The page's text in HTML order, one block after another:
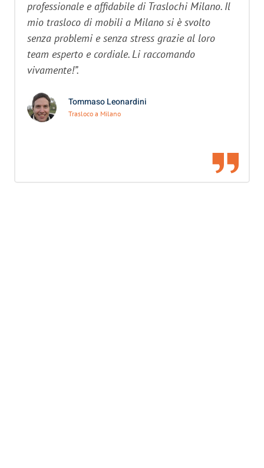
professionale e affidabile di Traslochi Milano. Il
mio trasloco di mobili a Milano si è svolto
senza problemi e senza stress grazie al loro
team esperto e cordiale. Li raccomando
vivamente!”.
Tommaso Leonardini
Trasloco a Milano